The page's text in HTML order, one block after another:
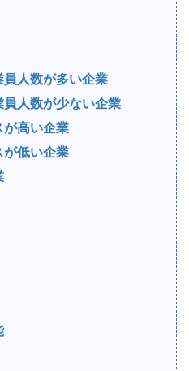
員人数が多い企業
員人数が少ない企業
が高い企業
が低い企業